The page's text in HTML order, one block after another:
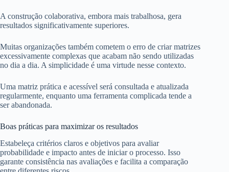
A construção colaborativa, embora mais trabalhosa, gera
resultados significativamente superiores.
Muitas organizações também cometem o erro de criar matrizes
excessivamente complexas que acabam não sendo utilizadas
no dia a dia. A simplicidade é uma virtude nesse contexto.
Uma matriz prática e acessível será consultada e atualizada
regularmente, enquanto uma ferramenta complicada tende a
ser abandonada.
Boas práticas para maximizar os resultados
Estabeleça critérios claros e objetivos para avaliar
probabilidade e impacto antes de iniciar o processo. Isso
garante consistência nas avaliações e facilita a comparação